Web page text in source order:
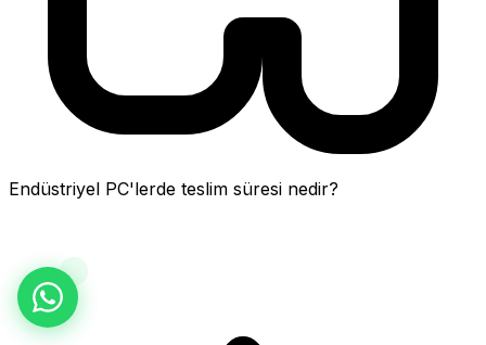
Endüstriyel PC'lerde teslim süresi nedir?